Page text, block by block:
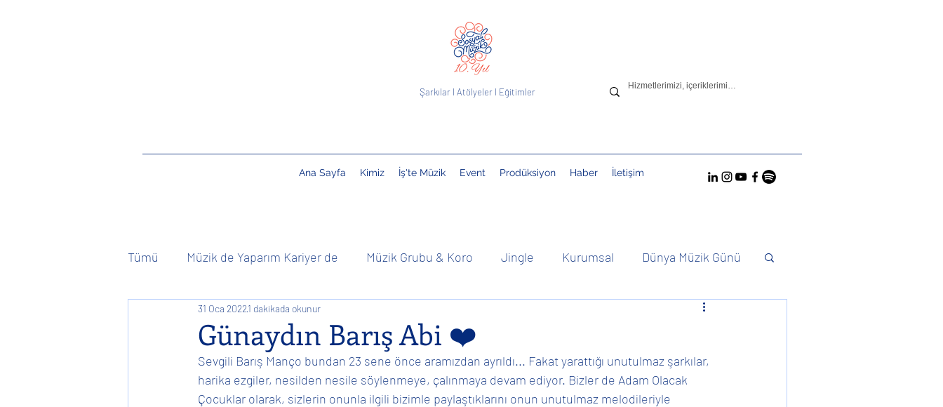
Şarkılar I Atölyeler I Eğitimler
Ana Sayfa Kimiz İş'te Müzik Event Prodüksiyon Haber İletişim
Tümü Müzik de Yaparım Kariyer de Müzik Grubu & Koro Jingle Kurumsal Dünya Müzik Günü
Kişiye Özel Canlı Müzik & DJ Konuktuk
Single Global Gençlerle Sosyal Bireysel Film Müziği Ev İşleri
Günaydın Barış Abi ❤️
31 Oca 20221 dakikada okunur
Sevgili Barış Manço bundan 23 sene önce aramızdan ayrıldı... Fakat yarattığı unutulmaz şarkılar,
harika ezgiler, nesilden nesile söylenmeye, çalınmaya devam ediyor. Bizler de Adam Olacak
Çocuklar olarak, sizlerin onunla ilgili bizimle paylaştıklarını onun unutulmaz melodileriyle